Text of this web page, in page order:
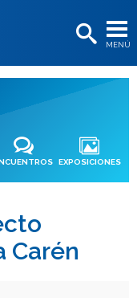
MENÚ
EXPOSICIONES
Carén